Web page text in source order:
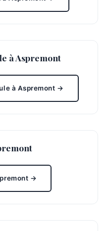
à Aspremont
à Aspremont →
→